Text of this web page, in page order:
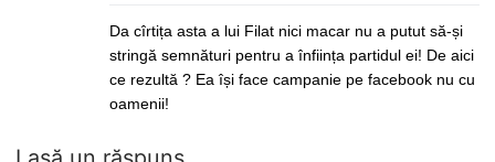
Da cîrtița asta a lui Filat nici macar nu a putut să-și
stringă semnături pentru a înființa partidul ei! De aici
ce rezultă ? Ea își face campanie pe facebook nu cu
oamenii!